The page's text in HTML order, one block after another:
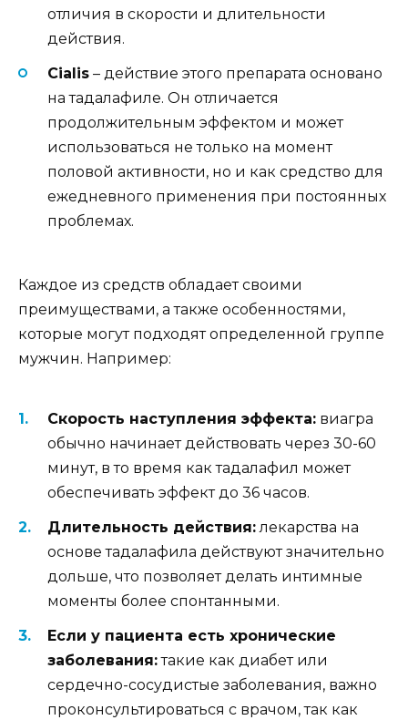
отличия в скорости и длительности
действия.
Cialis – действие этого препарата основано
на тадалафиле. Он отличается
продолжительным эффектом и может
использоваться не только на момент
половой активности, но и как средство для
ежедневного применения при постоянных
проблемах.
Каждое из средств обладает своими
преимуществами, а также особенностями,
которые могут подходят определенной группе
мужчин. Например:
Скорость наступления эффекта: виагра
обычно начинает действовать через 30-60
минут, в то время как тадалафил может
обеспечивать эффект до 36 часов.
Длительность действия:лекарства на
основе тадалафила действуют значительно
дольше, что позволяет делать интимные
моменты более спонтанными.
Если у пациента есть хронические
заболевания:такие как диабет или
сердечно-сосудистые заболевания, важно
проконсультироваться с врачом, так как